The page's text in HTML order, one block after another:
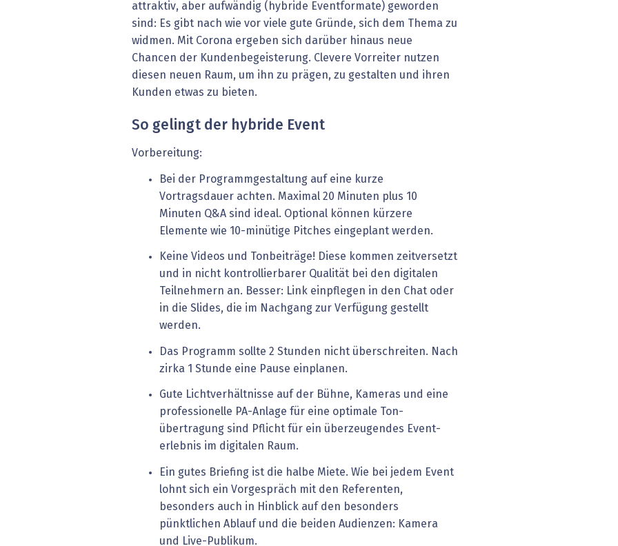
attraktiv, aber aufwändig (hybride Eventformate) geworden
sind: Es gibt nach wie vor viele gute Gründe, sich dem Thema zu
widmen. Mit Corona ergeben sich darüber hinaus neue
Chancen der Kundenbegeisterung. Clevere Vorreiter nutzen
diesen neuen Raum, um ihn zu prägen, zu gestalten und ihren
Kunden etwas zu bieten.
So gelingt der hybride Event
Vorbereitung:
Bei der Programmgestaltung auf eine kurze
Vortragsdauer achten. Maximal 20 Minuten plus 10
Minuten Q&A sind ideal. Optional können kürzere
Elemente wie 10-minütige Pitches eingeplant werden.
Keine Videos und Tonbeiträge! Diese kommen zeitversetzt
und in nicht kontrollierbarer Qualität bei den digitalen
Teilnehmern an. Besser: Link einpflegen in den Chat oder
in die Slides, die im Nachgang zur Verfügung gestellt
werden.
Das Programm sollte 2 Stunden nicht überschreiten. Nach
zirka 1 Stunde eine Pause einplanen.
Gute Lichtverhältnisse auf der Bühne, Kameras und eine
professionelle PA-Anlage für eine optimale Ton­
übertragung sind Pflicht für ein überzeugendes Event­
erlebnis im digitalen Raum.
Ein gutes Briefing ist die halbe Miete. Wie bei jedem Event
lohnt sich ein Vorgespräch mit den Referenten,
besonders auch in Hinblick auf den besonders
pünktlichen Ablauf und die beiden Audienzen: Kamera
und Live-Publikum.